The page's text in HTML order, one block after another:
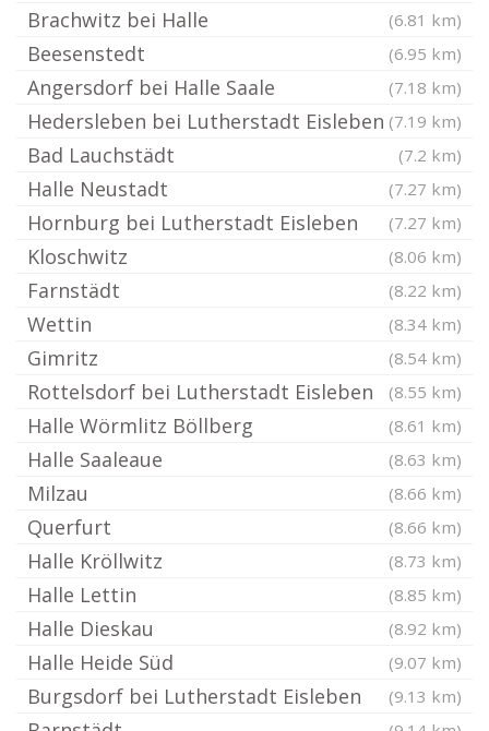
Brachwitz bei Halle (6.81 km)
Beesenstedt (6.95 km)
Angersdorf bei Halle Saale (7.18 km)
Hedersleben bei Lutherstadt Eisleben (7.19 km)
Bad Lauchstädt (7.2 km)
Halle Neustadt (7.27 km)
Hornburg bei Lutherstadt Eisleben (7.27 km)
Kloschwitz (8.06 km)
Farnstädt (8.22 km)
Wettin (8.34 km)
Gimritz (8.54 km)
Rottelsdorf bei Lutherstadt Eisleben (8.55 km)
Halle Wörmlitz Böllberg (8.61 km)
Halle Saaleaue (8.63 km)
Milzau (8.66 km)
Querfurt (8.66 km)
Halle Kröllwitz (8.73 km)
Halle Lettin (8.85 km)
Halle Dieskau (8.92 km)
Halle Heide Süd (9.07 km)
Burgsdorf bei Lutherstadt Eisleben (9.13 km)